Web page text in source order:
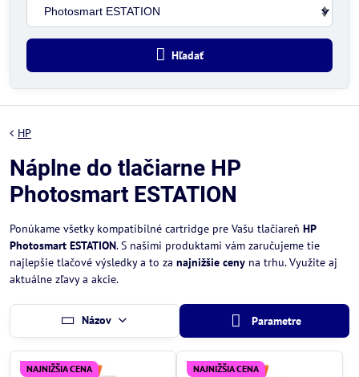
Hľadať
HP
Náplne do tlačiarne HP
Photosmart ESTATION
Ponúkame všetky kompatibilné cartridge pre Vašu tlačiareň HP
Photosmart ESTATION. S našimi produktami vám zaručujeme tie
najlepšie tlačové výsledky a to za najnižšie ceny na trhu. Využite aj
aktuálne zľavy a akcie.
Názov Parametre
NAJNIŽŠIA CENA
NAJNIŽŠIA CENA